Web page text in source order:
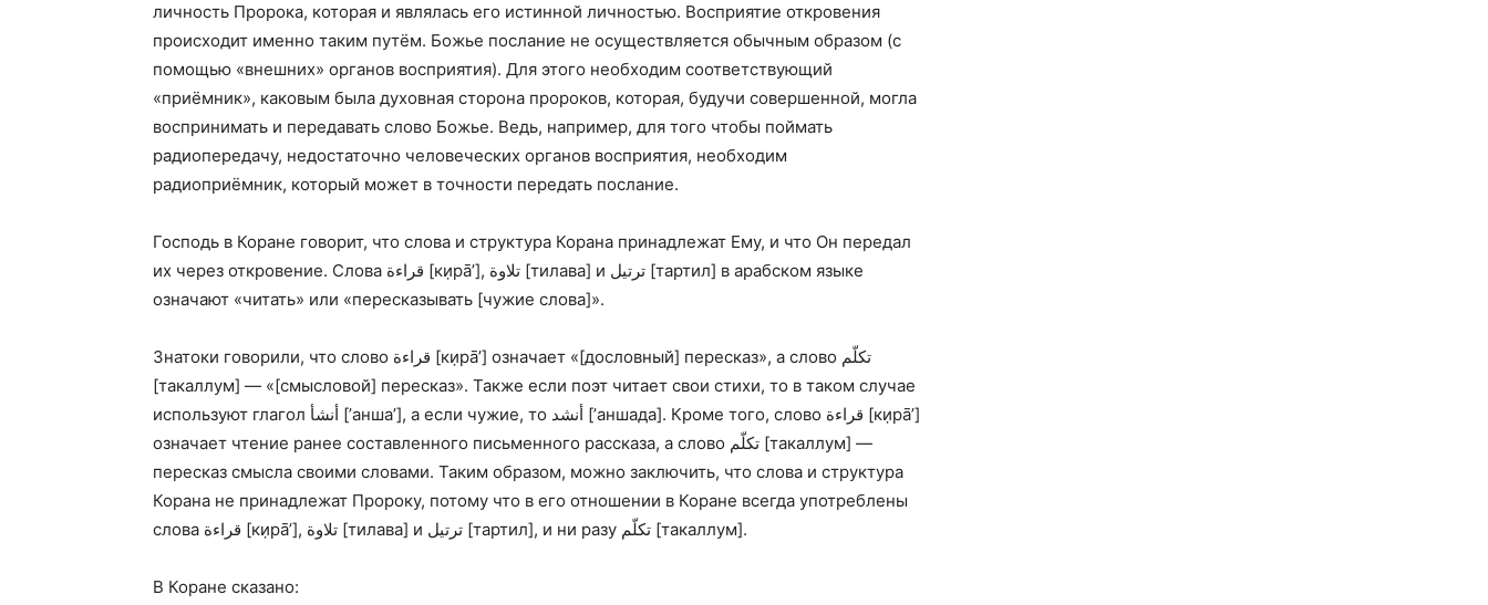
личность Пророка, которая и являлась его истинной личностью. Восприятие откровения
происходит именно таким путём. Божье послание не осуществляется обычным образом (с
помощью «внешних» органов восприятия). Для этого необходим соответствующий
«приёмник», каковым была духовная сторона пророков, которая, будучи совершенной, могла
воспринимать и передавать слово Божье. Ведь, например, для того чтобы поймать
радиопередачу, недостаточно человеческих органов восприятия, необходим
радиоприёмник, который может в точности передать послание.
Господь в Коране говорит, что слова и структура Корана принадлежат Ему, и что Он передал
их через откровение. Слова قراءة [ки̣рā’], تلاوة [тилава] и ترتيل [тартил] в арабском языке
означают «читать» или «пересказывать [чужие слова]».
Знатоки говорили, что слово قراءة [ки̣рā’] означает «[дословный] пересказ», а слово تکلّم
[такаллум] — «[смысловой] пересказ». Также если поэт читает свои стихи, то в таком случае
используют глагол أنشأ [’анша’], а если чужие, то أنشد [’аншада]. Кроме того, слово قراءة [ки̣рā’]
означает чтение ранее составленного письменного рассказа, а слово تکلّم [такаллум] —
пересказ смысла своими словами. Таким образом, можно заключить, что слова и структура
Корана не принадлежат Пророку, потому что в его отношении в Коране всегда употреблены
слова قراءة [ки̣рā’], تلاوة [тилава] и ترتيل [тартил], и ни разу تکلّم [такаллум].
В Коране сказано: